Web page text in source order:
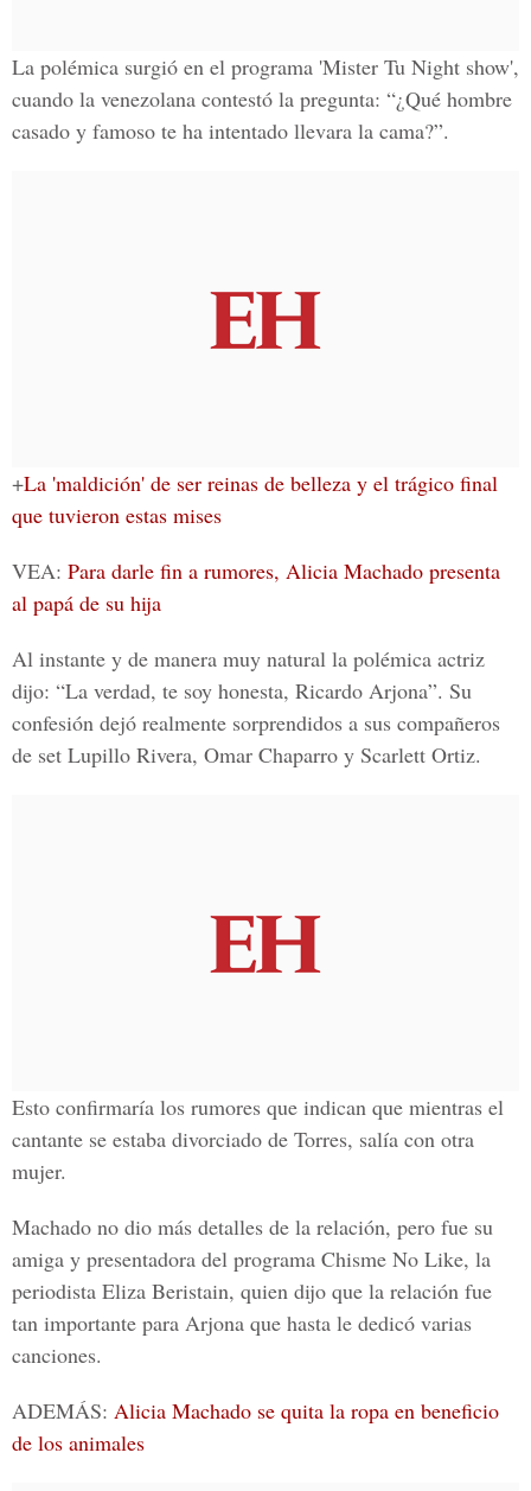
La polémica surgió en el programa 'Mister Tu Night show',
cuando la venezolana contestó la pregunta: “¿Qué hombre
casado y famoso te ha intentado llevara la cama?”.
+La 'maldición' de ser reinas de belleza y el trágico final
que tuvieron estas mises
VEA: Para darle fin a rumores, Alicia Machado presenta
al papá de su hija
Al instante y de manera muy natural la polémica actriz
dijo: “La verdad, te soy honesta, Ricardo Arjona”. Su
confesión dejó realmente sorprendidos a sus compañeros
de set Lupillo Rivera, Omar Chaparro y Scarlett Ortiz.
Esto confirmaría los rumores que indican que mientras el
cantante se estaba divorciado de Torres, salía con otra
mujer.
Machado no dio más detalles de la relación, pero fue su
amiga y presentadora del programa Chisme No Like, la
periodista Eliza Beristain, quien dijo que la relación fue
tan importante para Arjona que hasta le dedicó varias
canciones.
ADEMÁS: Alicia Machado se quita la ropa en beneficio
de los animales